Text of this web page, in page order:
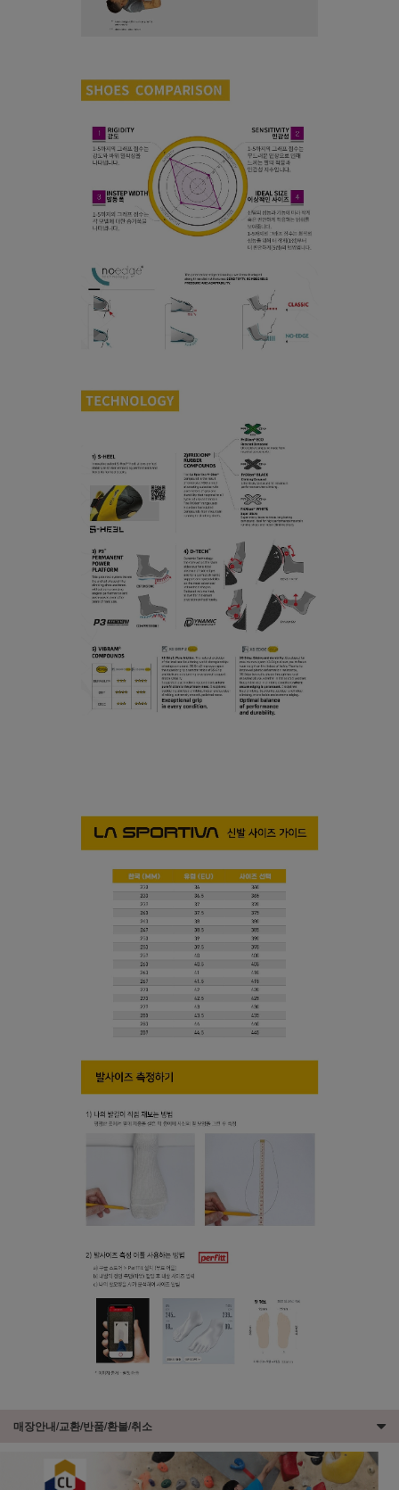
매장안내/교환/반품/환불/취소